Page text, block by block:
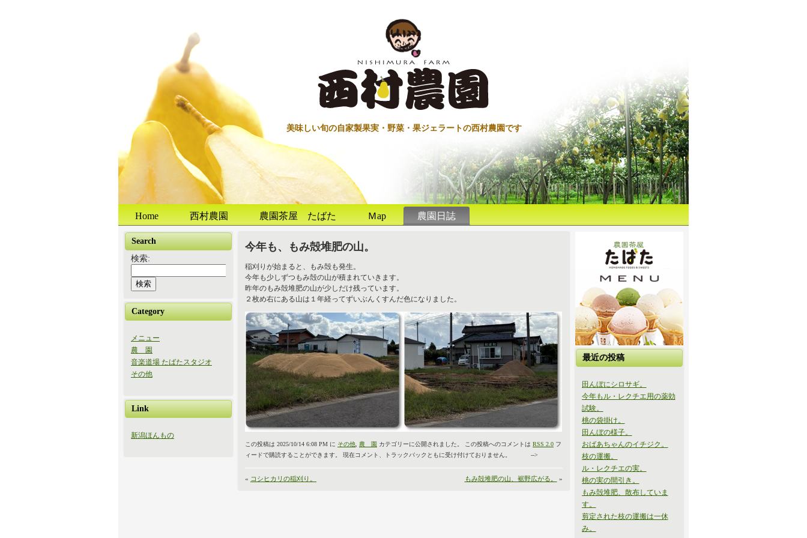
美味しい旬の自家製果実・野菜・果ジェラートの西村農園です
Home 西村農園 農園茶屋 たばた Ｍap 農園日誌
Search
検索:
Category
メニュー
農 園
音楽道場 たばたスタジオ
その他
Link
新潟ほんもの
今年も、もみ殻堆肥の山。
稲刈りが始まると、もみ殻も発生。
今年も少しずつもみ殻の山が積まれていきます。
昨年のもみ殻堆肥の山が少しだけ残っています。
２枚め右にある山は１年経ってずいぶんくすんだ色になりました。
この投稿は 2025/10/14 6:08 PM に その他 農 園 カテゴリーに公開されました。 この投稿へのコメントは RSS 2.0 フ
ィードで購読することができます。 現在コメント、トラックバックともに受け付けておりません。 -->
« コシヒカリの稲刈り。 もみ殻堆肥の山、裾野広がる。 »
最近の投稿
田んぼにシロサギ。
今年もル・レクチエ用の薬効
試験。
桃の袋掛け。
田んぼの様子。
おばあちゃんのイチジク。
枝の運搬。
ル・レクチエの実。
桃の実の間引き。
もみ殻堆肥、散布していま
す。
剪定された枝の運搬は一休
み。